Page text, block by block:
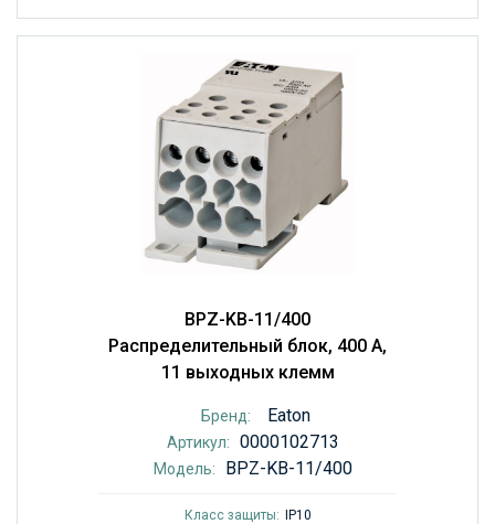
BPZ-KB-11/400
Распределительный блок, 400 А,
11 выходных клемм
Бренд: Eaton
Артикул: 0000102713
Модель: BPZ-KB-11/400
Класс защиты:
IP10